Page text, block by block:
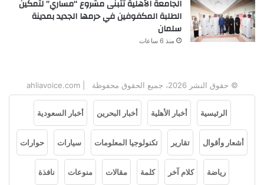
الجامعة الأهلية تتبنى مشروع “مساري” لتمكين
الطلبة المكفوفين في حرمها الجديد بمدينة
سلمان
منذ 6 ساعات
© حقوق النشر 2026، جميع الحقوق محفوظة | ahliavoice.com
الرئيسية أخبار الأهلية أخبار البحرين أخبار السعودية
أشعار وأقوال تقارير تكنولوجيا المعلومات سيارات حوارات
رياضة كلام آخر كلمة مقالات منوعات نافذة